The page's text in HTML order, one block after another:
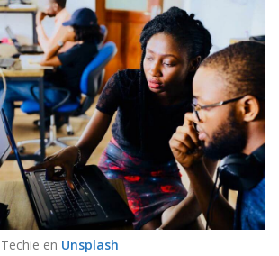
en Unsplash